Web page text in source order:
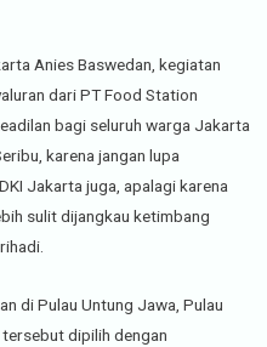
Anies Baswedan, kegiatan
dari PT Food Station
bagi seluruh warga Jakarta
karena jangan lupa
Jakarta juga, apalagi karena
sulit dijangkau ketimbang
di Pulau Untung Jawa, Pulau
dipilih dengan